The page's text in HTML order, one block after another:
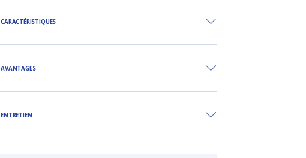
CARACTÉRISTIQUES
AVANTAGES
ENTRETIEN